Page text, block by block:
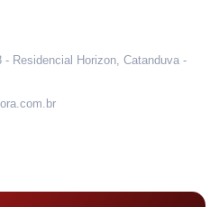
Residencial Horizon, Catanduva -